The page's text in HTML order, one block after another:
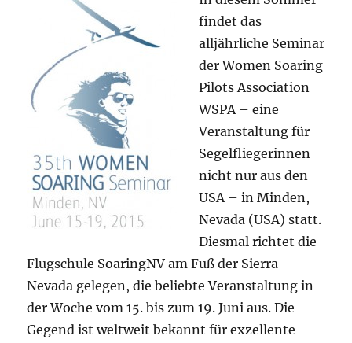
findet das
alljährliche Seminar
der Women Soaring
Pilots Association
WSPA – eine
Veranstaltung für
Segelfliegerinnen
nicht nur aus den
USA – in Minden,
Nevada (USA) statt.
Diesmal richtet die
Flugschule SoaringNV am Fuß der Sierra
Nevada gelegen, die beliebte Veranstaltung in
der Woche vom 15. bis zum 19. Juni aus. Die
Gegend ist weltweit bekannt für exzellente